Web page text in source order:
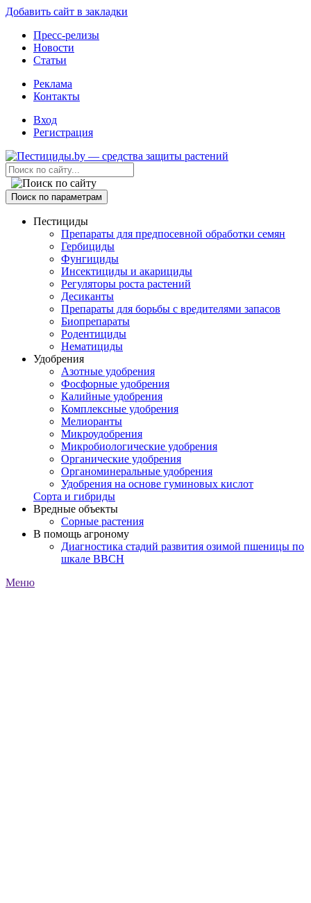
Добавить сайт в закладки
Пресс-релизы
Новости
Статьи
Реклама
Контакты
Вход
Регистрация
Поиск по параметрам
Пестициды
Препараты для предпосевной обработки семян
Гербициды
Фунгициды
Инсектициды и акарициды
Регуляторы роста растений
Десиканты
Препараты для борьбы с вредителями запасов
Биопрепараты
Родентициды
Нематициды
Удобрения
Азотные удобрения
Фосфорные удобрения
Калийные удобрения
Комплексные удобрения
Мелиоранты
Микроудобрения
Микробиологические удобрения
Органические удобрения
Органоминеральные удобрения
Удобрения на основе гуминовых кислот
Сорта и гибриды
Вредные объекты
Сорные растения
В помощь агроному
Диагностика стадий развития озимой пшеницы по
шкале ВВСН
Меню